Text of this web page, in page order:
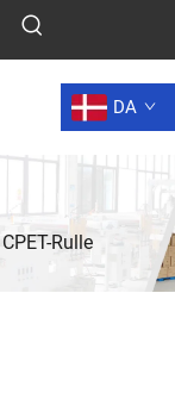
DA
CPET-Rulle